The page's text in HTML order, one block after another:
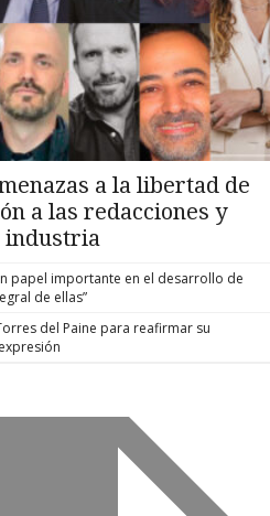
a la libertad de
a las redacciones y
industria
papel importante en el desarrollo de
de ellas”
del Paine para reafirmar su